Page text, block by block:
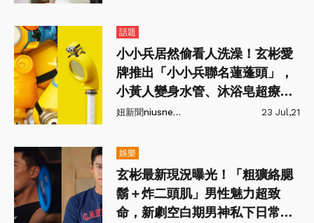
話題
小小兵居然偷看人洗澡！玄彬愛
牌推出「小小兵聯名蓮蓬頭」，
小黃人變身水管、沐浴皂超療
癒！
妞新聞niusnews 23 Jul,21
娛樂
玄彬最新現況曝光！「粗獷絡腮
鬍＋炸二頭肌」男性魅力超致
命，新劇空白期男神私下日常公